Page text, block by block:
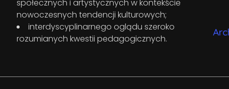
społecznych i artystycznych w kontekście
nowoczesnych tendencji kulturowych;
interdyscyplinarnego oglądu szeroko
rozumianych kwestii pedagogicznych.